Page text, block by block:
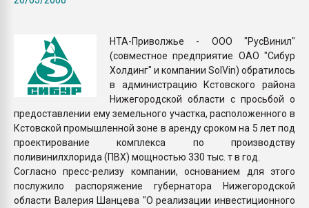
ПЕРЕЙТИ НА
НТА-Приволжье - ООО "РусВинил"
(совместное предприятие ОАО "Сибур
Холдинг" и компании SolVin) обратилось
в администрацию Кстовского района
Нижегородской области с просьбой о
предоставлении ему земельного участка, расположенного в
Кстовской промышленной зоне в аренду сроком на 5 лет под
проектирование комплекса по производству
поливинилхлорида (ПВХ) мощностью 330 тыс. т в год.
Согласно пресс-релизу компании, основанием для этого
послужило распоряжение губернатора Нижегородской
области Валерия Шанцева "О реализации инвестиционного